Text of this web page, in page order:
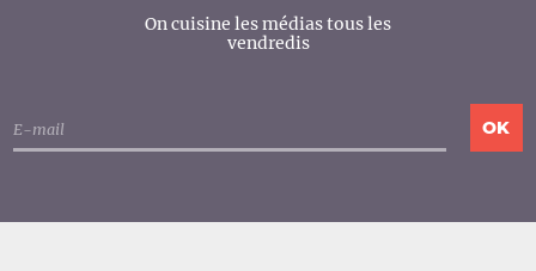
On cuisine les médias tous les
vendredis